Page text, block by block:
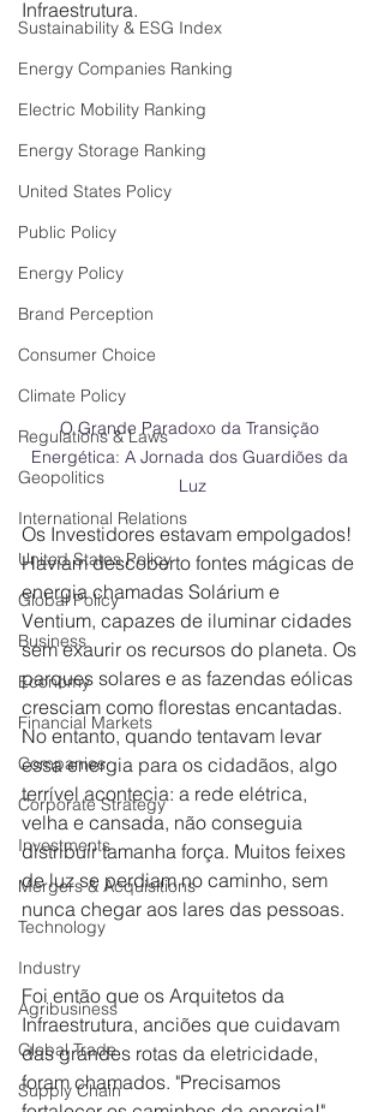
Sustainability & ESG Index
Energy Companies Ranking
Electric Mobility Ranking
Energy Storage Ranking
United States Policy
Public Policy
Energy Policy
Brand Perception
Consumer Choice
Climate Policy
Regulations & Laws
Geopolitics
International Relations
United States Policy
Global Policy
Business
Economy
Financial Markets
Companies
Corporate Strategy
Investments
Mergers & Acquisitions
Technology
Industry
Agribusiness
Global Trade
Supply Chain
Infraestrutura.
O Grande Paradoxo da Transição
Energética: A Jornada dos Guardiões da
Luz
Os Investidores estavam empolgados!
Haviam descoberto fontes mágicas de
energia chamadas Solárium e
Ventium, capazes de iluminar cidades
sem exaurir os recursos do planeta. Os
parques solares e as fazendas eólicas
cresciam como florestas encantadas.
No entanto, quando tentavam levar
essa energia para os cidadãos, algo
terrível acontecia: a rede elétrica,
velha e cansada, não conseguia
distribuir tamanha força. Muitos feixes
de luz se perdiam no caminho, sem
nunca chegar aos lares das pessoas.
Foi então que os Arquitetos da
Infraestrutura, anciões que cuidavam
das grandes rotas da eletricidade,
foram chamados. "Precisamos